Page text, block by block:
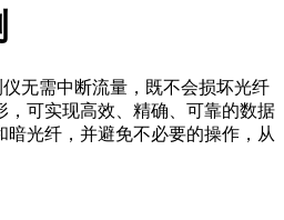
无需中断流量，既不会损坏光纤
，可实现高效、精确、可靠的数据
暗光纤，并避免不必要的操作，从